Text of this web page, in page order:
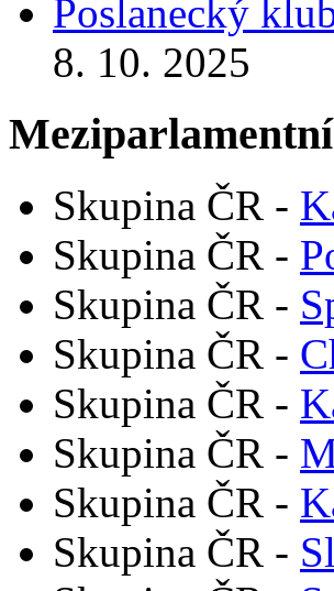
Poslanecký
8. 10. 2025
Skupina ČR -
Skupina ČR -
Skupina ČR -
Skupina ČR -
Skupina ČR -
Skupina ČR -
Skupina ČR -
Skupina ČR -